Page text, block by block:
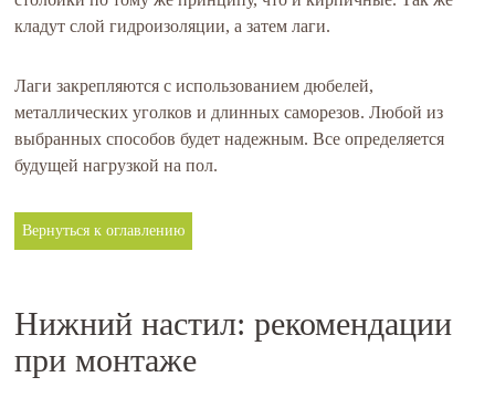
кладут слой гидроизоляции, а затем лаги.
Лаги закрепляются с использованием дюбелей,
металлических уголков и длинных саморезов. Любой из
выбранных способов будет надежным. Все определяется
будущей нагрузкой на пол.
Вернуться к оглавлению
Нижний настил: рекомендации
при монтаже